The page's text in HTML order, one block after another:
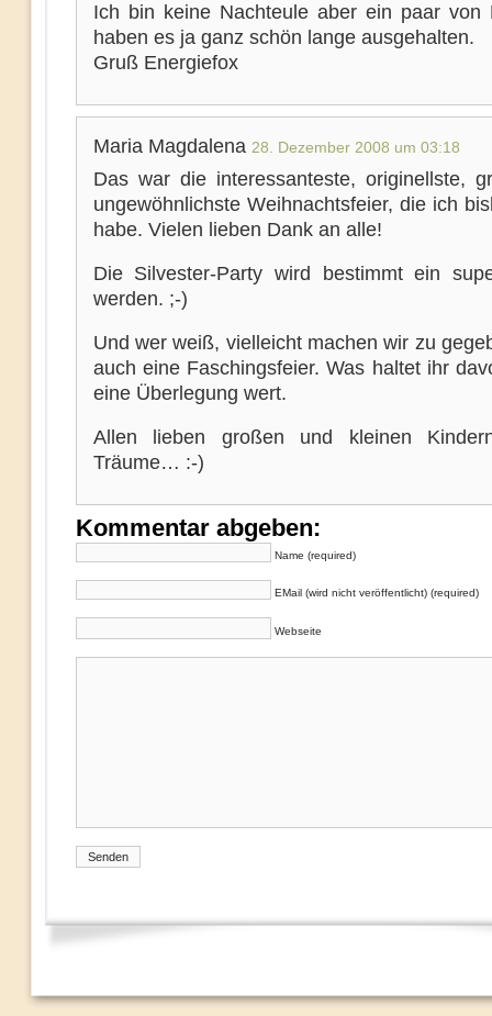
Ich bin keine Nachteule aber ein paar von
haben es ja ganz schön lange ausgehalten.
Gruß Energiefox
Maria Magdalena 28. Dezember 2008 um 03:18
Das war die interessanteste, originellste,
ungewöhnlichste Weihnachtsfeier, die ich
habe. Vielen lieben Dank an alle!
Die Silvester-Party wird bestimmt ein
werden. ;-)
Und wer weiß, vielleicht machen wir zu
auch eine Faschingsfeier. Was haltet ihr
eine Überlegung wert.
Allen lieben großen und kleinen
Träume… :-)
Kommentar abgeben:
Name (required)
EMail (wird nicht veröffentlicht) (required)
Webseite